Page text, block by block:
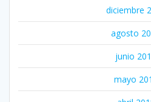
diciembre
agosto
junio
mayo